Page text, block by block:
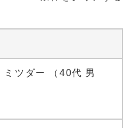
ツダー （40代 男